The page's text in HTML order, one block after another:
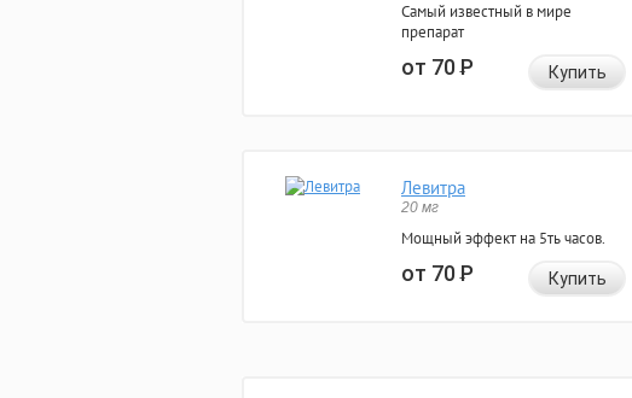
Самый известный в мире
препарат
от 70Р Купить
Левитра
20 мг
Мощный эффект на 5ть часов.
от 70Р Купить